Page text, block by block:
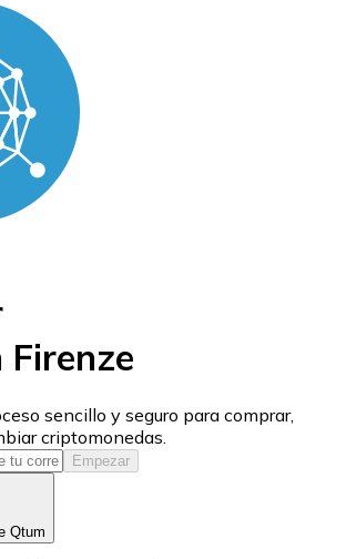
Firenze
sencillo y seguro para comprar,
criptomonedas.
Empezar
Qtum